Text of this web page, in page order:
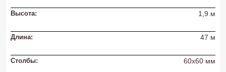
Высота: 1,9 м
Длина: 47 м
Столбы: 60х60 мм